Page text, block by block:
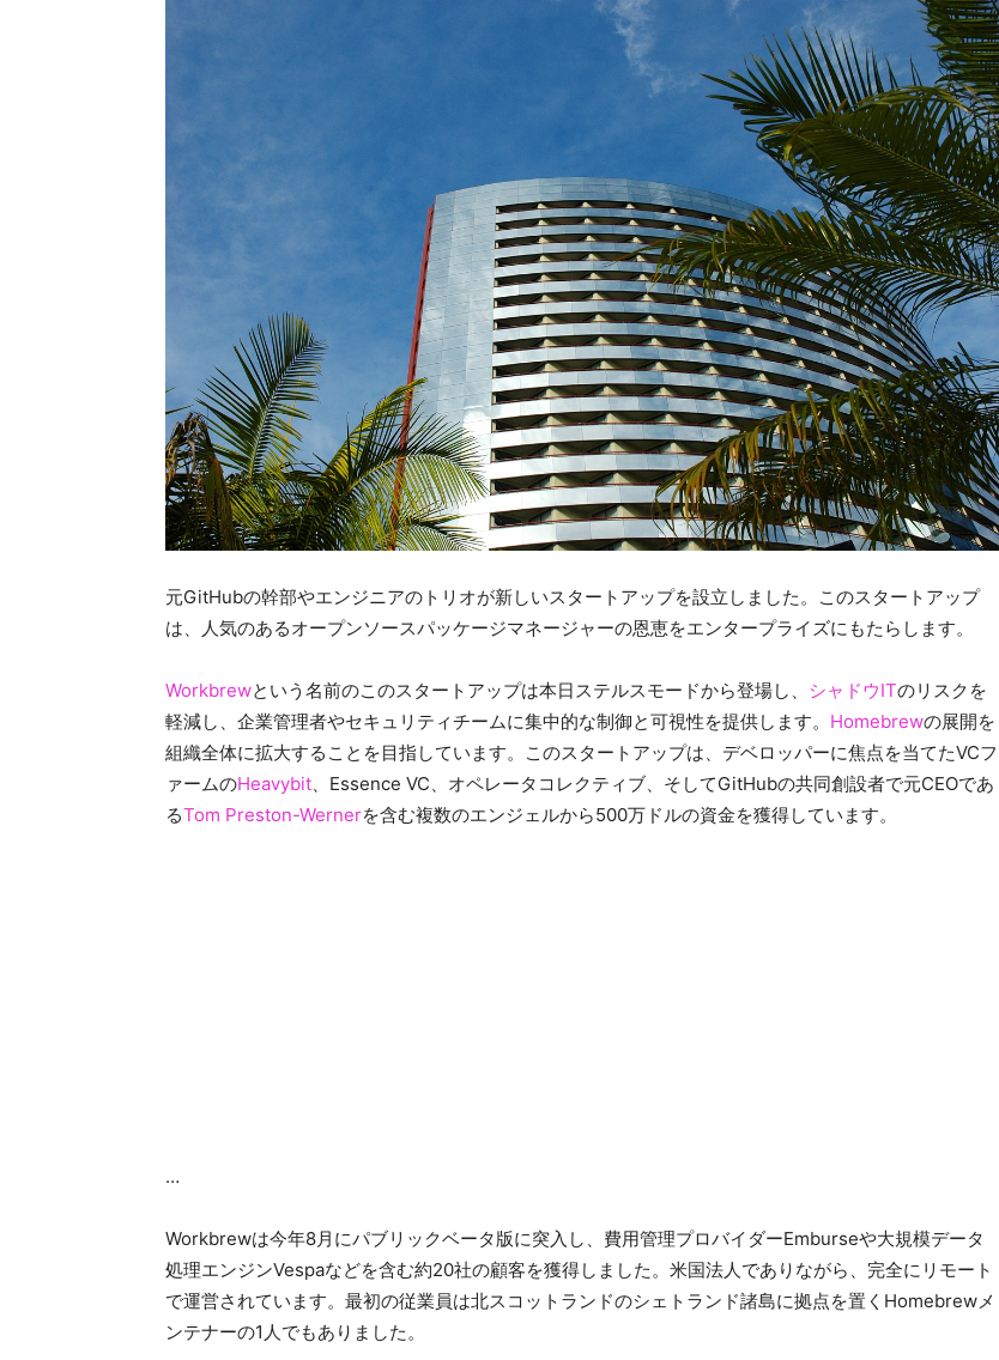
元GitHubの幹部やエンジニアのトリオが新しいスタートアップを設立しました。このスタートアップ
は、人気のあるオープンソースパッケージマネージャーの恩恵をエンタープライズにもたらします。
Workbrewという名前のこのスタートアップは本日ステルスモードから登場し、 シャドウITのリスクを
軽減し、企業管理者やセキュリティチームに集中的な制御と可視性を提供します。 Homebrewの展開を
組織全体に拡大することを目指しています。このスタートアップは、デベロッパーに焦点を当てたVCフ
ァームのHeavybit、Essence VC、オペレータコレクティブ、そしてGitHubの共同創設者で元CEOであ
るTom Preston-Wernerを含む複数のエンジェルから500万ドルの資金を獲得しています。
…
Workbrewは今年8月にパブリックベータ版に突入し、費用管理プロバイダーEmburseや大規模データ
処理エンジンVespaなどを含む約20社の顧客を獲得しました。米国法人でありながら、完全にリモート
で運営されています。最初の従業員は北スコットランドのシェトランド諸島に拠点を置くHomebrewメ
ンテナーの1人でもありました。